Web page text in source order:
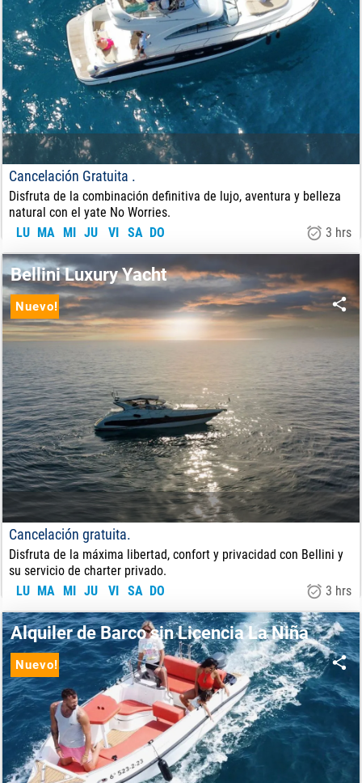
Cancelación Gratuita .
Disfruta de la combinación definitiva de lujo, aventura y belleza
natural con el yate No Worries.
LU MA MI JU VI SA DO 3 hrs
DE:85€
Nuevo!
Bellini Luxury Yacht
Cancelación gratuita.
Disfruta de la máxima libertad, confort y privacidad con Bellini y
su servicio de charter privado.
LU MA MI JU VI SA DO 3 hrs
DE:900€
Nuevo!
Alquiler de Barco sin Licencia La Niña